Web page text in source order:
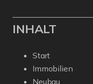
INHALT
Start
Immobilien
Neubau